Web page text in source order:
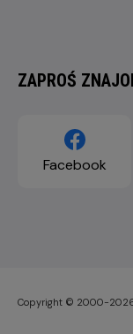
ZAPROŚ
Facebook
Copyright © 2000-